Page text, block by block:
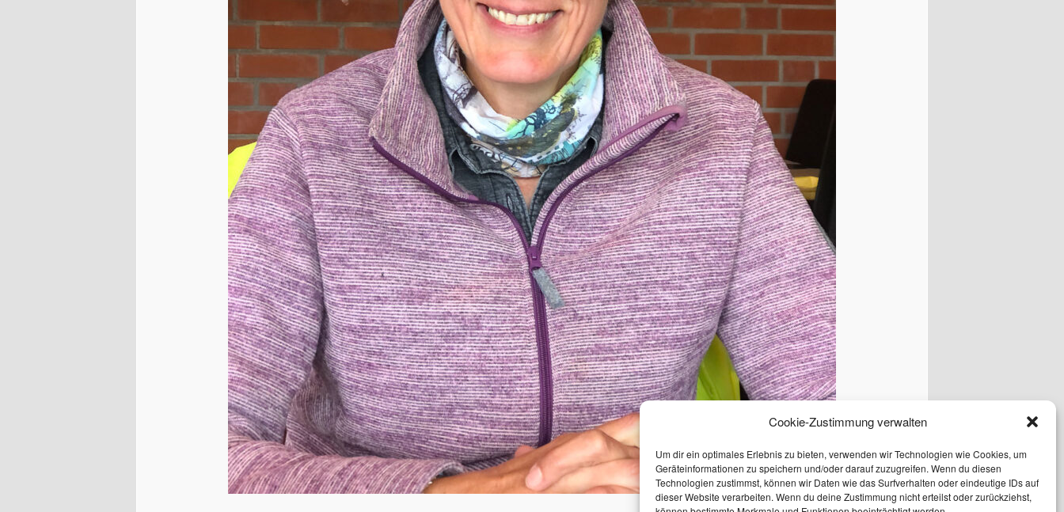
Cookie-Zustimmung verwalten
Um dir ein optimales Erlebnis zu bieten, verwenden wir Technologien wie Cookies, um
Geräteinformationen zu speichern und/oder darauf zuzugreifen. Wenn du diesen
Technologien zustimmst, können wir Daten wie das Surfverhalten oder eindeutige IDs auf
dieser Website verarbeiten. Wenn du deine Zustimmung nicht erteilst oder zurückziehst,